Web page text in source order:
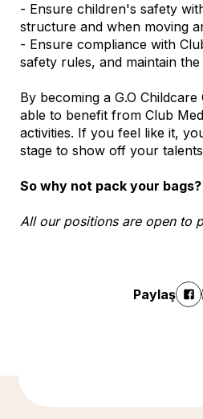
- Ensure children's safety
structure and when moving
- Ensure compliance with
safety rules, and maintain
By becoming a G.O
able to benefit from Club
activities. If you feel like it,
stage to show off your
So why not pack your bags?
All our positions are open to
Paylaş